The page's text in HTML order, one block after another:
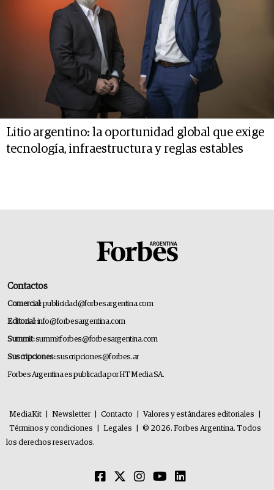
Litio argentino: la oportunidad global que exige
tecnología, infraestructura y reglas estables
Contactos
Comercial:publicidad@forbesargentina.com
Editorial:info@forbesargentina.com
Summit:summitforbes@forbesargentina.com
Suscripciones:suscripciones@forbes.ar
Forbes Argentina es publicada por HT Media SA.
MediaKit Newsletter Contacto Valores y estándares editoriales
Términos y condiciones
Legales
© 2026. Forbes Argentina. Todos
los derechos reservados.